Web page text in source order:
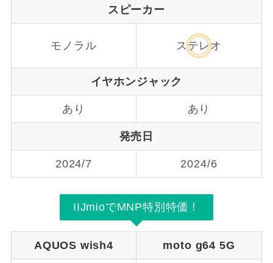
スピーカー
モノラル ステレオ
イヤホンジャック
あり あり
発売日
2024/7 2024/6
IIJmioでMNP特別特価！
AQUOS wish4 moto g64 5G